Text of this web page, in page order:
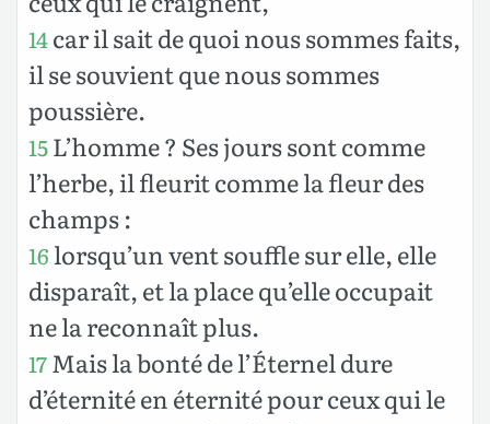
14car il sait de quoi nous sommes faits,
il se souvient que nous sommes
poussière.
15L’homme ? Ses jours sont comme
l’herbe, il fleurit comme la fleur des
champs :
16 lorsqu’un vent souffle sur elle, elle
disparaît, et la place qu’elle occupait
ne la reconnaît plus.
17Mais la bonté de l’Éternel dure
d’éternité en éternité pour ceux qui le